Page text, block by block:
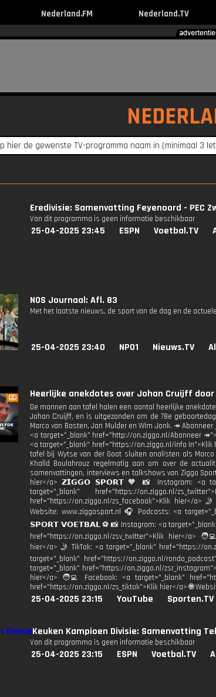
Nederland.FM Nederland.TV
Eredivisie: Samenvatting Feyenoord - PEC
Van dit programma is geen informatie beschikbaar
25-04-2025 23:45 ESPN Voetbal.TV
NOS Journaal: Afl. 83
Met het laatste nieuws, de sport van de dag en de
25-04-2025 23:40 NPO1 Nieuws.TV
Heerlijke anekdotes over Johan Cruijff
De mannen aan tafel halen een aantal heerlijke
Johan Cruijff, en is uitgezonden om de 78e
Marco van Basten, Jan Mulder en Wim Jonk. ↠
<a target="_blank" href="http://on.ziggo.nl/Abonneer
<a target="_blank" href="https://on.ziggo.nl/info
tafel bij Wytse van der Goot sluiten analisten als
Khalid Boulahrouz regelmatig aan om over de
samenvattingen, interviews en talkshows van Ziggo
hier</a> 𝗭𝗜𝗚𝗚𝗢 𝗦𝗣𝗢𝗥𝗧 🧡 📸 Instagram: <a
target="_blank" href="https://on.ziggo.nl/
href="https://on.ziggo.nl/zs_facebook">Klik hier</a>
Website: www.ziggosport.nl 🎧 Podcasts: <a
𝗦𝗣𝗢𝗥𝗧 𝗩𝗢𝗘𝗧𝗕𝗔𝗟 ⚽️ 📸 Instagram: <a target="_blank"
href="https://on.ziggo.nl/zsv_twitter">Klik hier</a>
hier</a> 🤳 TikTok: <a target="_blank" href="https://
target="_blank" href="https://on.ziggo.nl/
target="_blank" href="https://on.ziggo.nl/
hier</a> 🧑‍💻 Facebook: <a target="_blank"
href="https://on.ziggo.nl/zs_tiktok">Klik hier</a> 🌐
25-04-2025 23:15 YouTube Sporten.TV
Keuken Kampioen Divisie: Samenvatting
Van dit programma is geen informatie beschikbaar
25-04-2025 23:15 ESPN Voetbal.TV